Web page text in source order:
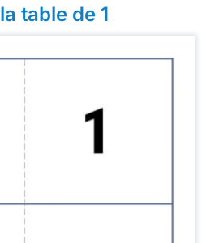
table de 1